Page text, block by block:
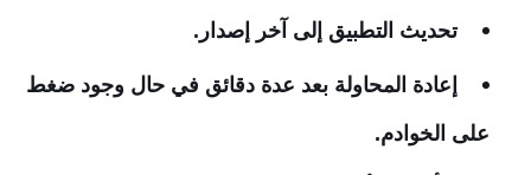
تحديث التطبيق إلى آخر إصدار.
إعادة المحاولة بعد عدة دقائق في حال وجود ضغط
على الخوادم.